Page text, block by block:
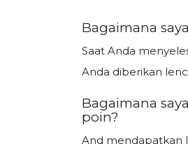
Bagaimana
Saat Anda
Anda diberikan
Bagaimana
poin?
And mendapatkan